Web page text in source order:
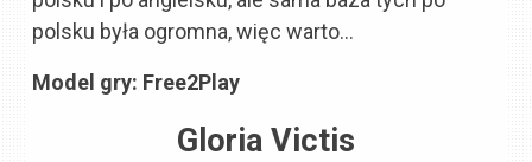
polsku była ogromna, więc warto…
Model gry: Free2Play
Gloria Victis